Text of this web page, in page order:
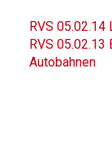
RVS
RVS
Autobahnen